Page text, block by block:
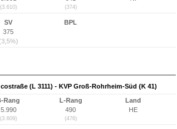
(3.610) (374)
SV
375
(3,5%)
BPL
(L 3111) - KVP Groß-Rohrheim-Süd (K 41)
Rang
5.990
(3.609)
L-Rang
490
(476)
Land
HE